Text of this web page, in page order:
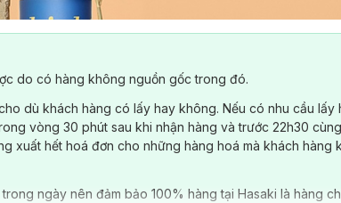
do có hàng không nguồn gốc trong đó.
dù khách hàng có lấy hay không. Nếu có nhu cầu lấy
vòng 30 phút sau khi nhận hàng và trước 22h30
xuất hết hoá đơn cho những hàng hoá mà khách hàng
ngày nên đảm bảo 100% hàng tại Hasaki là hàng